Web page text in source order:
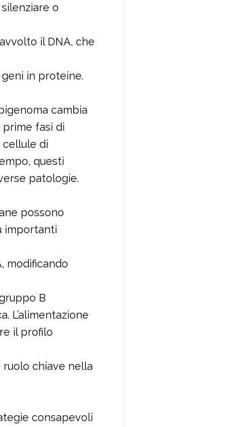
o
il DNA, che
in proteine.
cambia
fasi di
di
questi
patologie.
possono
importanti
modificando
B
L’alimentazione
il profilo
ruolo chiave nella
consapevoli